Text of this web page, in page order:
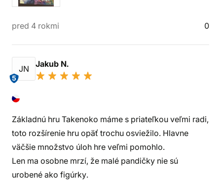
pred 4 rokmi 0
JN
5
Jakub N.
Základnú hru Takenoko máme s priateľkou veľmi radi,
toto rozšírenie hru opäť trochu osviežilo. Hlavne
väčšie množstvo úloh hre veľmi pomohlo.
Len ma osobne mrzí, že malé pandičky nie sú
urobené ako figúrky.